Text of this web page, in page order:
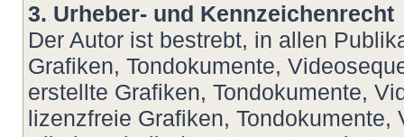
3. Urheber- und Kennzeichenrecht
Der Autor ist bestrebt, in allen
Grafiken, Tondokumente,
erstellte Grafiken, Tondokumente,
lizenzfreie Grafiken,